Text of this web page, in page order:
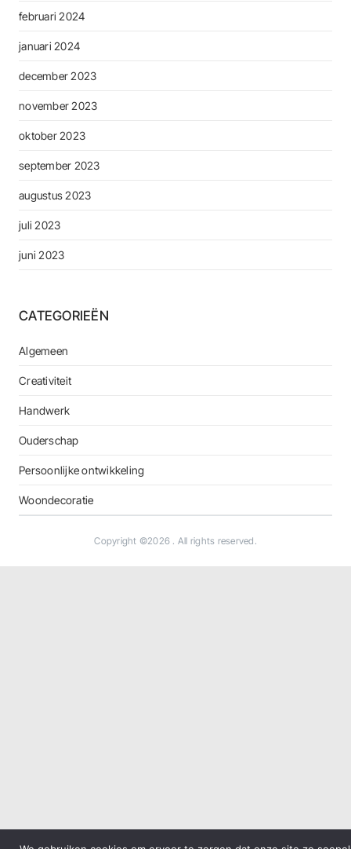
februari 2024
januari 2024
december 2023
november 2023
oktober 2023
september 2023
augustus 2023
juli 2023
juni 2023
CATEGORIEËN
Algemeen
Creativiteit
Handwerk
Ouderschap
Persoonlijke ontwikkeling
Woondecoratie
Copyright ©2026 . All rights reserved.